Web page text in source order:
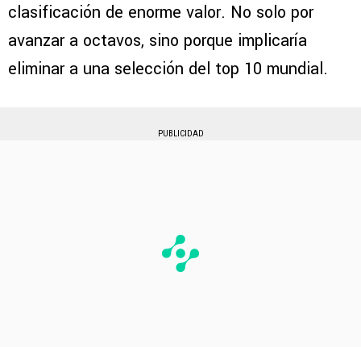
clasificación de enorme valor. No solo por
avanzar a octavos, sino porque implicaría
eliminar a una selección del top 10 mundial.
PUBLICIDAD